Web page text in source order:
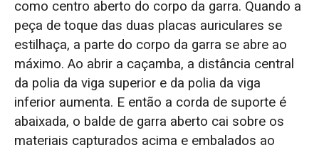
como centro aberto do corpo da garra. Quando a
peça de toque das duas placas auriculares se
estilhaça, a parte do corpo da garra se abre ao
máximo. Ao abrir a caçamba, a distância central
da polia da viga superior e da polia da viga
inferior aumenta. E então a corda de suporte é
abaixada, o balde de garra aberto cai sobre os
materiais capturados acima e embalados ao